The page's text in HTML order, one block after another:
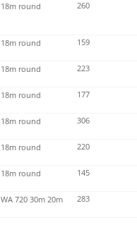
18m round 260
18m round 159
18m round 223
18m round 177
18m round 306
18m round 220
18m round 145
WA 720 30m 20m 283